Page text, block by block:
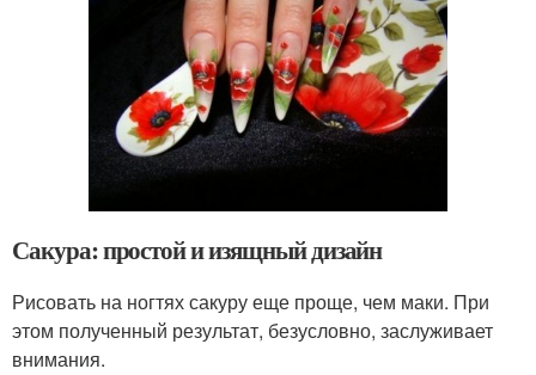
Сакура: простой и изящный дизайн
Рисовать на ногтях сакуру еще проще, чем маки. При
этом полученный результат, безусловно, заслуживает
внимания.